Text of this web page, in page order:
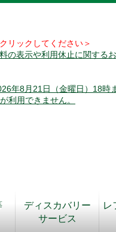
リックしてください＞
の表示や利用休止に関する
年8月21日（金曜日）18時
利用できません。
ディスカバリー
サービス
レ